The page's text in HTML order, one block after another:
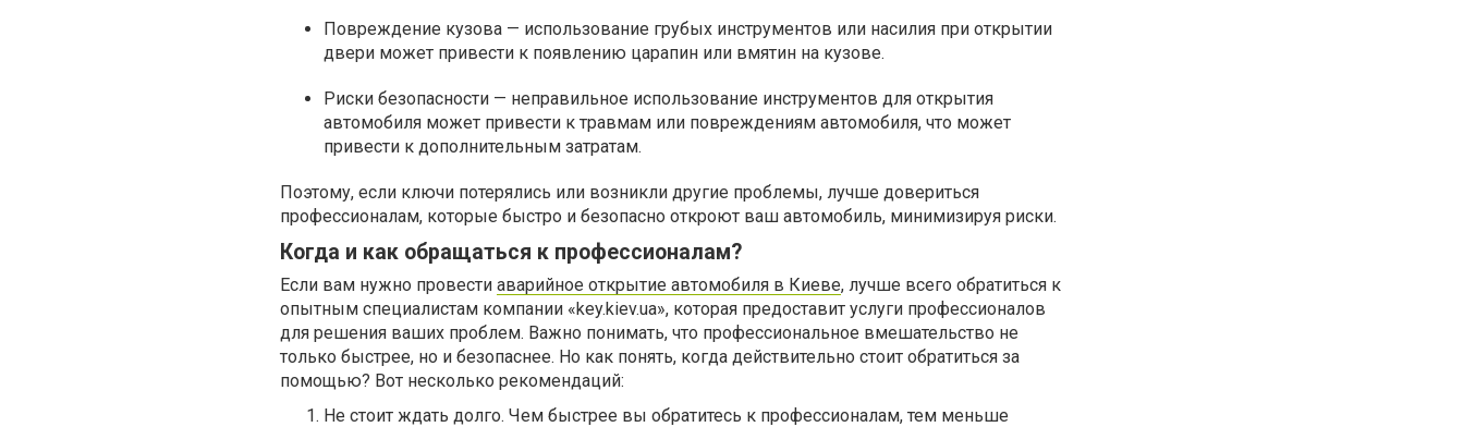
Повреждение кузова — использование грубых инструментов или насилия при открытии
двери может привести к появлению царапин или вмятин на кузове.
Риски безопасности — неправильное использование инструментов для открытия
автомобиля может привести к травмам или повреждениям автомобиля, что может
привести к дополнительным затратам.
Поэтому, если ключи потерялись или возникли другие проблемы, лучше довериться
профессионалам, которые быстро и безопасно откроют ваш автомобиль, минимизируя риски.
Когда и как обращаться к профессионалам?
Если вам нужно провести аварийное открытие автомобиля в Киеве, лучше всего обратиться к
опытным специалистам компании «key.kiev.ua», которая предоставит услуги профессионалов
для решения ваших проблем. Важно понимать, что профессиональное вмешательство не
только быстрее, но и безопаснее. Но как понять, когда действительно стоит обратиться за
помощью? Вот несколько рекомендаций:
Не стоит ждать долго. Чем быстрее вы обратитесь к профессионалам, тем меньше